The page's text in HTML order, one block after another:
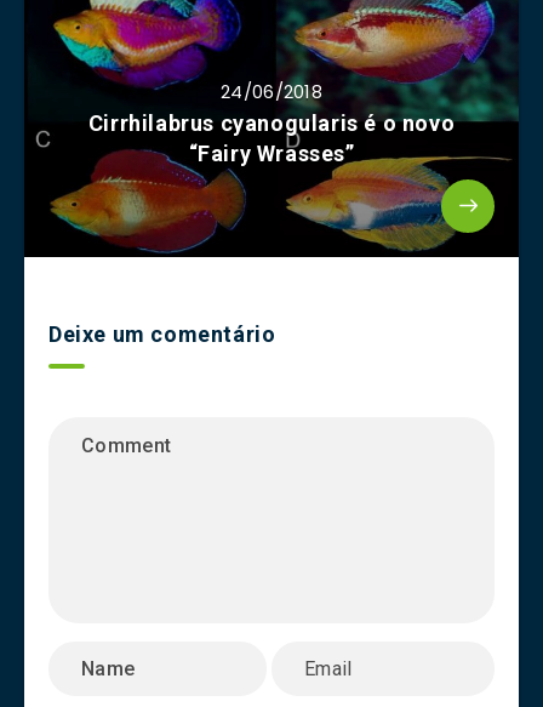
24/06/2018
Cirrhilabrus cyanogularis é o novo
“Fairy Wrasses”
Deixe um comentário